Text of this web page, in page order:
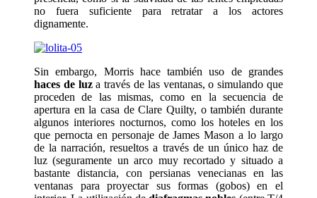
no fuera suficiente para retratar a los actores
dignamente.
Sin embargo, Morris hace también uso de grandes
haces de luza través de las ventanas, o simulando que
proceden de las mismas, como en la secuencia de
apertura en la casa de Clare Quilty, o también durante
algunos interiores nocturnos, como los hoteles en los
que pernocta en personaje de James Mason a lo largo
de la narración, resueltos a través de un único haz de
luz (seguramente un arco muy recortado y situado a
bastante distancia, con persianas venecianas en las
ventanas para proyectar sus formas (gobos) en el